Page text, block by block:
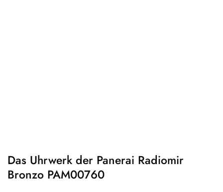
Das Uhrwerk der Panerai Radiomir
Bronzo PAM00760